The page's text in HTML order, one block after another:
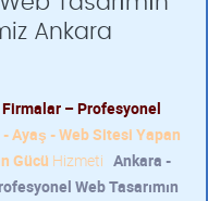
Ankara
– Profesyonel
Ayaş - Web Sitesi Yapan
Gücü Hizmeti Ankara -
Web Tasarımın